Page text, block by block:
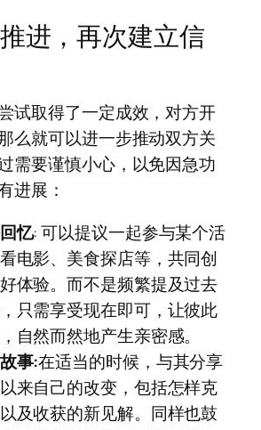
进，再次建立信
试取得了一定成效，对方开
么就可以进一步推动双方关
需要谨慎小心，以免因急功
进展：
忆: 可以提议一起参与某个活
电影、美食探店等，共同创
体验。而不是频繁提及过去
只需享受现在即可，让彼此
自然而然地产生亲密感。
事:在适当的时候，与其分享
来自己的改变，包括怎样克
及收获的新见解。同样也鼓